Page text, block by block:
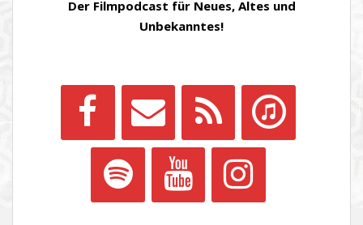
Der Filmpodcast für Neues, Altes und
Unbekanntes!